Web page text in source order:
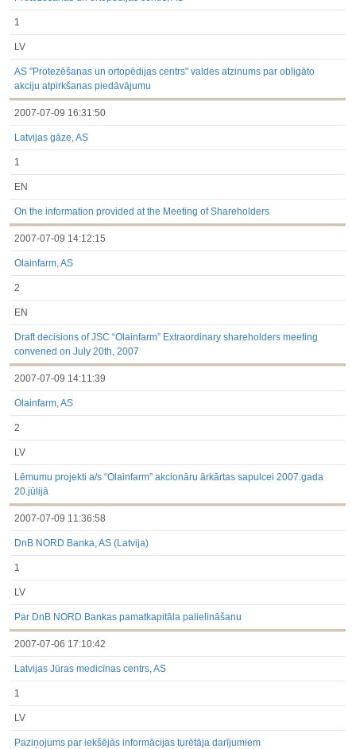
1
LV
AS "Protezēšanas un ortopēdijas centrs" valdes atzinums par obligāto
akciju atpirkšanas piedāvājumu
2007-07-09 16:31:50
Latvijas gāze, AS
1
EN
On the information provided at the Meeting of Shareholders
2007-07-09 14:12:15
Olainfarm, AS
2
EN
Draft decisions of JSC “Olainfarm” Extraordinary shareholders meeting
convened on July 20th, 2007
2007-07-09 14:11:39
Olainfarm, AS
2
LV
Lēmumu projekti a/s “Olainfarm” akcionāru ārkārtas sapulcei 2007.gada
20.jūlijā
2007-07-09 11:36:58
DnB NORD Banka, AS (Latvija)
1
LV
Par DnB NORD Bankas pamatkapitāla palielināšanu
2007-07-06 17:10:42
Latvijas Jūras medicīnas centrs, AS
1
LV
Paziņojums par iekšējās informācijas turētāja darījumiem